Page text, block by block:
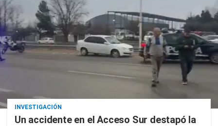
INVESTIGACIÓN
Un accidente en el Acceso Sur destapó la